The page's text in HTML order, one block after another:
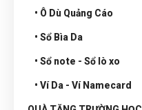
• Ô Dù Quảng Cáo
• Sổ Bìa Da
• Sổ note - Sổ lò xo
• Ví Da - Ví Namecard